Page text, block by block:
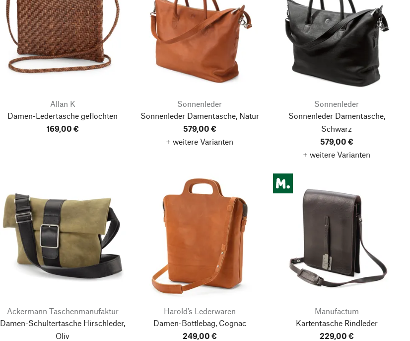
Allan K
Damen-Ledertasche geflochten
169,00 €
Sonnenleder
Sonnenleder Damentasche, Natur
579,00 €
+ weitere Varianten
Sonnenleder
Sonnenleder Damentasche,
Schwarz
579,00 €
+ weitere Varianten
Ackermann Taschenmanufaktur
Damen-Schultertasche Hirschleder,
Oliv
Harold’s Lederwaren
Damen-Bottlebag, Cognac
249,00 €
Manufactum
Kartentasche Rindleder
229,00 €